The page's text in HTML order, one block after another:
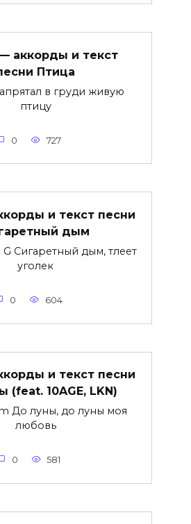
аккорды и текст
Птица
в груди живую
птицу
0 727
и текст песни
дым
Сигаретный дым, тлеет
уголек
0 604
и текст песни
(feat. 10AGE, LKN)
До луны, до луны моя
любовь
0 581